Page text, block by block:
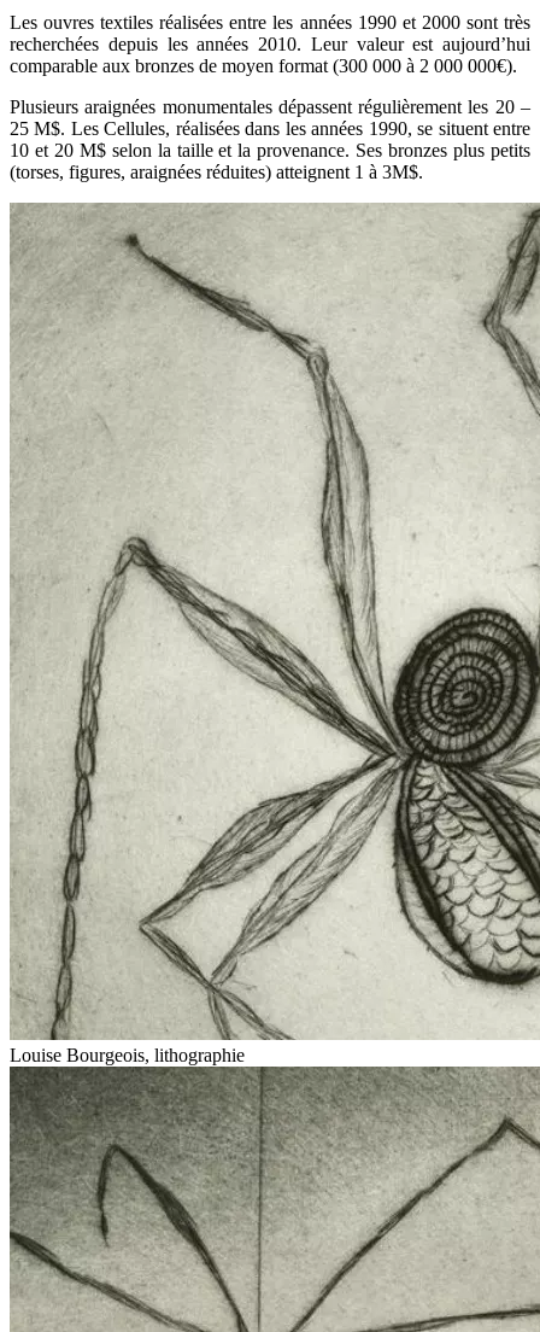
Les ouvres textiles réalisées entre les années 1990 et 2000 sont très
recherchées depuis les années 2010. Leur valeur est aujourd’hui
comparable aux bronzes de moyen format (300 000 à 2 000 000€).
Plusieurs araignées monumentales dépassent régulièrement les 20 –
25 M$. Les Cellules, réalisées dans les années 1990, se situent entre
10 et 20 M$ selon la taille et la provenance. Ses bronzes plus petits
(torses, figures, araignées réduites) atteignent 1 à 3M$.
Louise Bourgeois, lithographie